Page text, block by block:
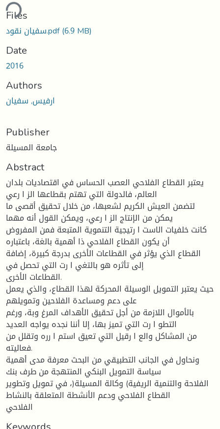
Files
سفيان نقود.pdf(6.9 MB)
Date
2016
Authors
ارفيس, سفيان
Publisher
جامعة المسيلة
Abstract
يعتبر القطاع الفلاحي العصب الحساس في اقتصاديات بلدان
العالم، فالدولة التي تهتم بقطاعها الز ا رعي
لتضمن العيش الكريم لشعبها، من خلال تحقيق أقصى ما
يمكن من الإنتاج الز ا رعي، ويمكن القول أنه مهما
كانت خلفيات الاست ا رتيجية التنموية المتبعة فمن المفروض
أن يكون القطاع الفلاحي ذا أهمية بالغة، باعتباره
القطاع الذي يؤثر في القطاعات الأخرى بدرجة كبيرة، إضافة
إلى تأثره هو بالتغي ا رت التي تحصل في
القطاعات الأخرى.
حيث يعتبر التمويل الوسيلة المحركة لهذا القطاع، والذي يعمل
على دعم ومساعدة الفلاحين وتمويلهم
بالأموال اللازمة من أجل تحقيق الأهداف المرغ وبة، ورغم
التطو ا رت التي تميز بها، إلا أننا نجده يواجه العديد
من المشاكل والع ا رقيل التي تعيق استم ا رره وتقلل من
فعاليته.
ونحاول في الجانب التطبيقي من البحث معرفة مدى أهمية
سياسة التمويل البنكي المنتهجة من طرف بنك
الفلاحة والتنمية الريفية) وكالة المسيلة(، في تمويل وتطوير
القطاع الفلاحي ودعم الأنشطة المتعلقة بالنشاط
الفلاحي